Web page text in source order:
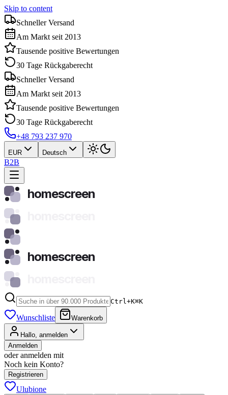
Skip to content
Schneller Versand
Am Markt seit 2013
Tausende positive Bewertungen
30 Tage Rückgaberecht
Schneller Versand
Am Markt seit 2013
Tausende positive Bewertungen
30 Tage Rückgaberecht
+48 793 237 970
EUR Deutsch
B2B
homescreen
homescreen
Ctrl+K⌘K
Wunschliste Warenkorb
Hallo, anmelden
Anmelden
oder anmelden mit
Noch kein Konto?
Registrieren
Ulubione